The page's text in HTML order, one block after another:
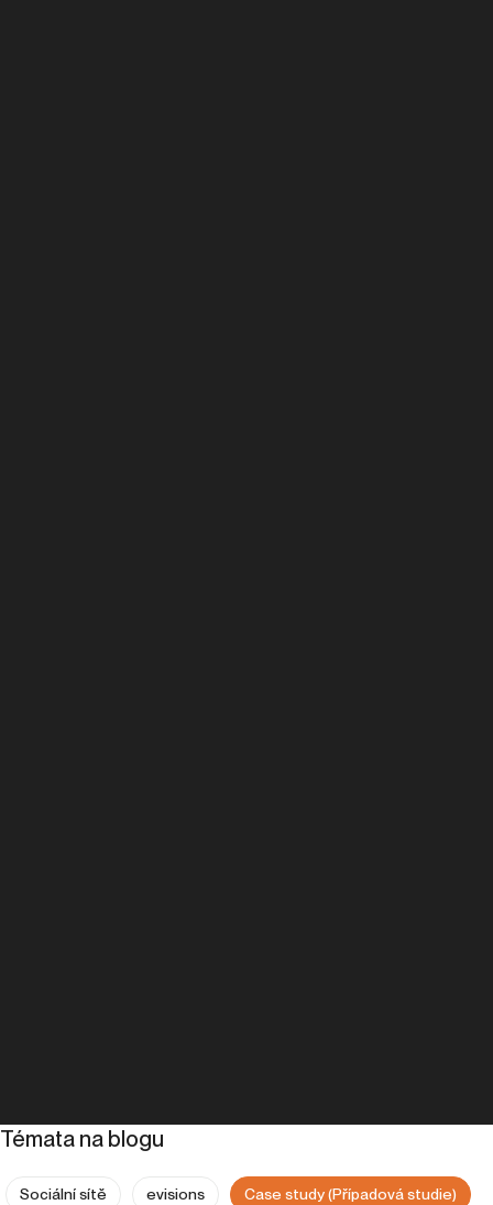
Témata na blogu
Sociální sítě evisions Case study (Případová studie)